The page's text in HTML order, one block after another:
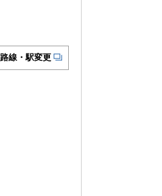
路線・駅変更